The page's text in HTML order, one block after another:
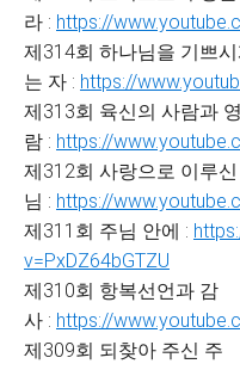
라 : https://
제314회 하나님을 기쁘
는 자 : https://
제313회 육신의 사람과
람 : https://
제312회 사랑으로 이루
님 : https://
제311회 주님 안에 :
v=PxDZ64bGTZU
제310회 항복선언과 감
사 : https://
제309회 되찾아 주신 주